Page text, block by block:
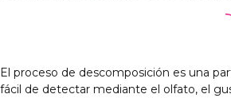
El proceso de descomposición es una
fácil de detectar mediante el olfato, el